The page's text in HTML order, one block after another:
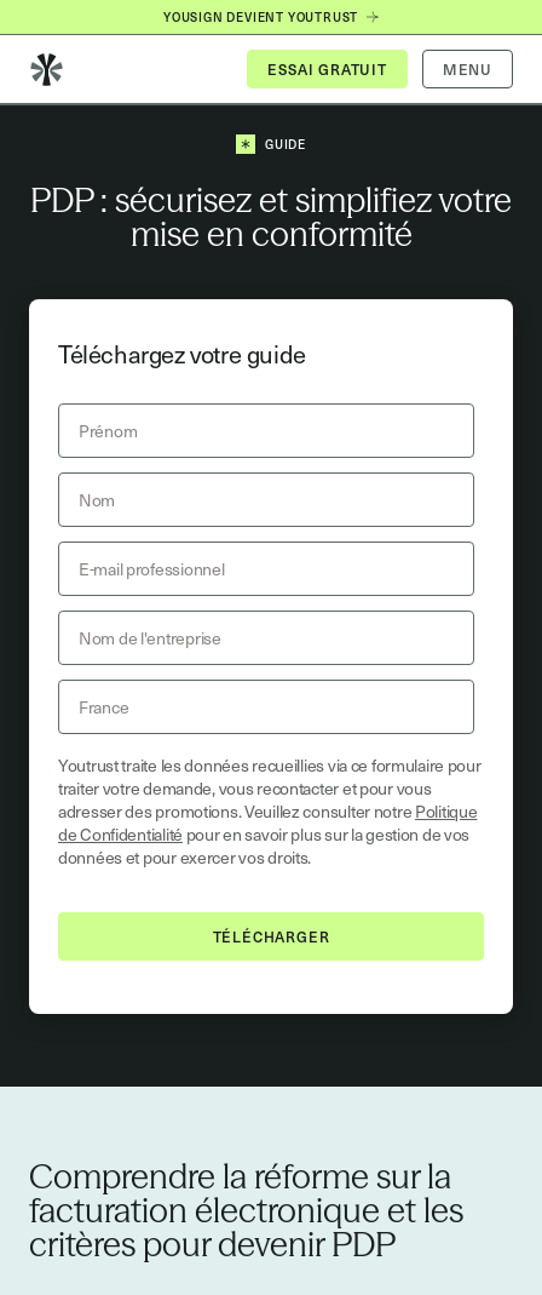
YOUSIGN DEVIENT YOUTRUST
MENU
GUIDE
PDP : sécurisez et simplifiez votre
mise en conformité
Téléchargez votre guide
Youtrust traite les données recueillies via ce formulaire pour
traiter votre demande, vous recontacter et pour vous
adresser des promotions. Veuillez consulter notrePolitique
de Confidentialité pour en savoir plus sur la gestion de vos
données et pour exercer vos droits.
Comprendre la réforme sur la
facturation électronique et les
critères pour devenir PDP